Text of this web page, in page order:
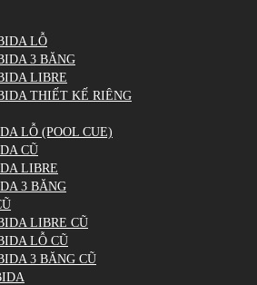
LỖ
3 BĂNG
LIBRE
THIẾT KẾ RIÊNG
LỖ (POOL CUE)
CŨ
LIBRE
3 BĂNG
LIBRE CŨ
LỖ CŨ
3 BĂNG CŨ